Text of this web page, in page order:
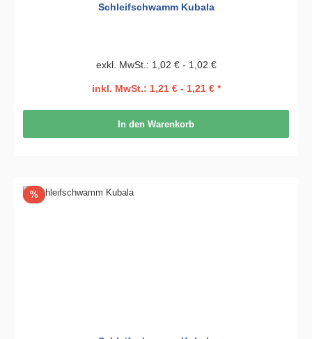
Schleifschwamm Kubala
exkl. MwSt.: 1,02 € - 1,02 €
inkl. MwSt.: 1,21 € - 1,21 € *
In den Warenkorb
%Rabatt